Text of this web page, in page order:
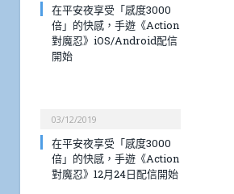
在平安夜享受「感度3000
倍」的快感，手遊《Action
對魔忍》iOS/Android配信
開始
03/12/2019
在平安夜享受「感度3000
倍」的快感，手遊《Action
對魔忍》12月24日配信開始